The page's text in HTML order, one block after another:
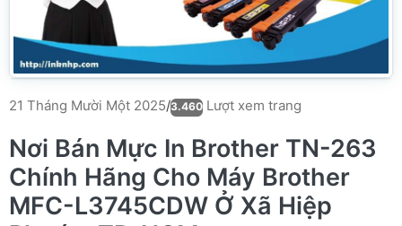
21 Tháng Mười Một 2025/3.460 Lượt xem trang
Nơi Bán Mực In Brother TN-263
Chính Hãng Cho Máy Brother
MFC-L3745CDW Ở Xã Hiệp